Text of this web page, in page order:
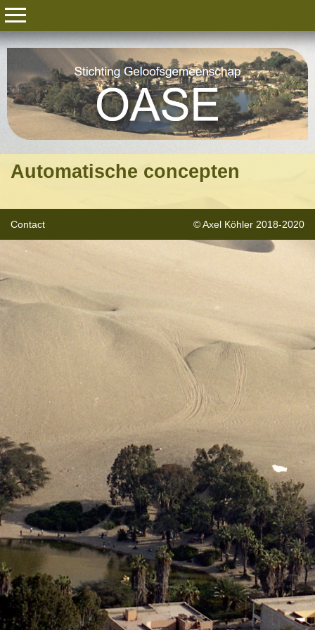
Automatische concepten
Contact © Axel Köhler 2018-2020